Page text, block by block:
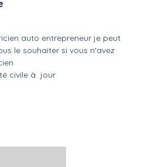
auto entrepreneur je peut
le souhaiter si vous n'avez
civile à jour